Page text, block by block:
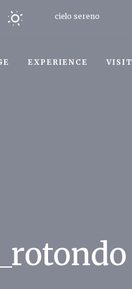
cielo sereno
EXPERIENCE VISIT